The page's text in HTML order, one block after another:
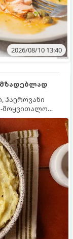
2026/08/10 13:40
ჰაეროვანი
მოყვითალო
მაგრამ
უნდა
გამოვიდეს.